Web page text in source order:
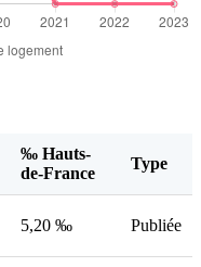
‰ Hauts-
de-France
Type
5,20 ‰ Publiée